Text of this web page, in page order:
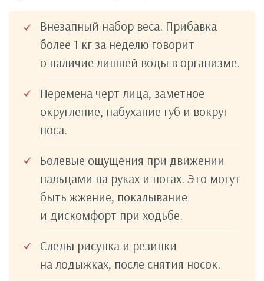
Внезапный набор веса. Прибавка
более 1 кг за неделю говорит
о наличие лишней воды в организме.
Перемена черт лица, заметное
округление, набухание губ и вокруг
носа.
Болевые ощущения при движении
пальцами на руках и ногах. Это могут
быть жжение, покалывание
и дискомфорт при ходьбе.
Следы рисунка и резинки
на лодыжках, после снятия носок.